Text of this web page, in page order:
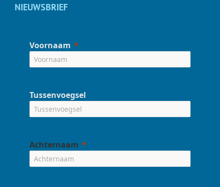
NIEUWSBRIEF
Voornaam
Tussenvoegsel
Achternaam